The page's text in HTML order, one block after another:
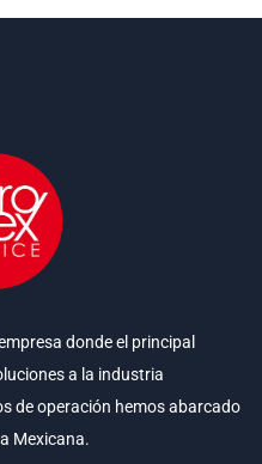
donde el principal
a la industria
de operación hemos abarcado
Mexicana.